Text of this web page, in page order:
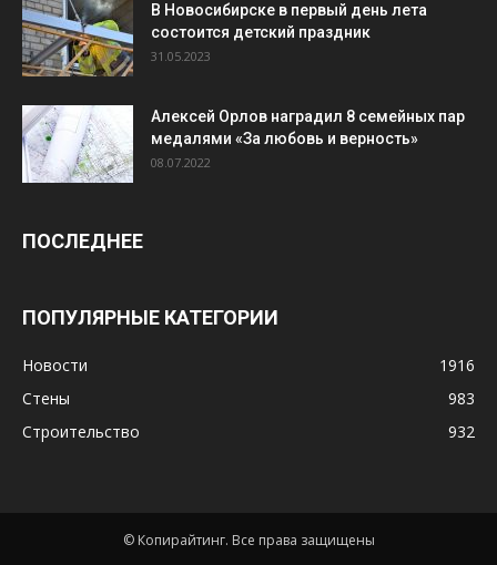
В Новосибирске в первый день лета
состоится детский праздник
31.05.2023
Алексей Орлов наградил 8 семейных пар
медалями «За любовь и верность»
08.07.2022
ПОСЛЕДНЕЕ
ПОПУЛЯРНЫЕ КАТЕГОРИИ
Новости
1916
Стены
983
Строительство
932
© Копирайтинг. Все права защищены